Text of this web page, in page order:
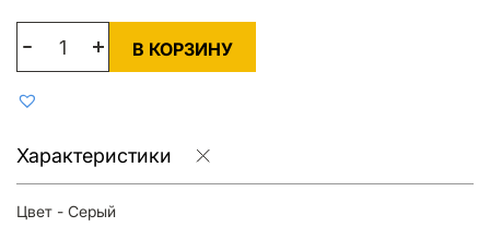
В КОРЗИНУ
Характеристики
Цвет - Серый